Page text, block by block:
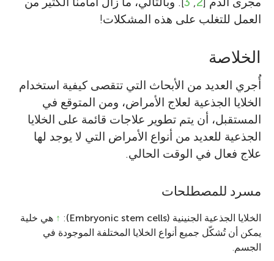
العمل للتغلب على هذه المشكلات!
الخلاصة
أُجري العديد من الأبحاث التي تتقصى كيفية استخدام
الخلايا الجذعية لعلاج الأمراض، ومن المتوقع في
المستقبل، أن يتم تطوير علاجات قائمة على الخلايا
الجذعية للعديد من أنواع الأمراض التي لا يوجد لها
علاج فعال في الوقت الحالي.
مسرد للمصطلحات
الخلايا الجذعية الجنينية (Embryonic stem cells) :
↑ هي خلية
يمكن أن تُشكّل جميع أنواع الخلايا المختلفة الموجودة في
الجسم.